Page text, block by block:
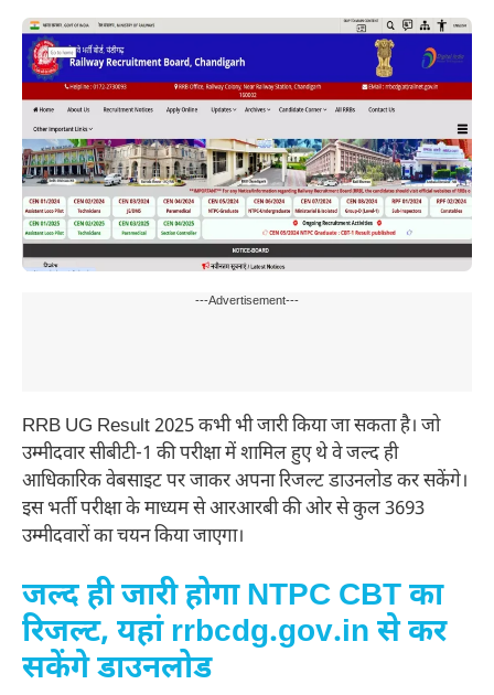
---Advertisement---
RRB UG Result 2025 कभी भी जारी किया जा सकता है। जो
उम्मीदवार सीबीटी-1 की परीक्षा में शामिल हुए थे वे जल्द ही
आधिकारिक वेबसाइट पर जाकर अपना रिजल्ट डाउनलोड कर सकेंगे।
इस भर्ती परीक्षा के माध्यम से आरआरबी की ओर से कुल 3693
उम्मीदवारों का चयन किया जाएगा।
जल्द ही जारी होगा NTPC CBT का
रिजल्ट, यहां rrbcdg.gov.in से कर
सकेंगे डाउनलोड